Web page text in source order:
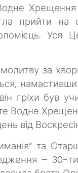
Хрещення
прийти на
Уся
за
гріхи був
Водне
від
та
– 30-